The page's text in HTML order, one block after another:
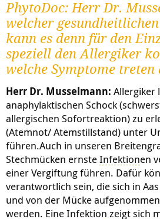
PhytoDoc: Herr Dr.
welcher
kann es denn für den
speziell den Allergiker
welche Symptome treten
Herr Dr. Musselmann: Allergiker
anaphylaktischen Schock
allergischen Sofortreaktion) zu
(Atemnot/ Atemstillstand) unter
führen.Auch in unseren
Stechmücken ernsteInfektionen
einer Vergiftung führen. Dafür
verantwortlich sein, die sich in
und von der Mücke
werden. EineInfektion zeigt sich